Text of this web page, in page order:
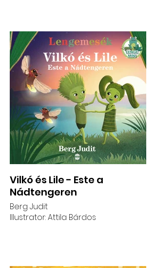
Vilkó és Lile - Este a
Nádtengeren
Berg Judit
Illustrator: Attila Bárdos